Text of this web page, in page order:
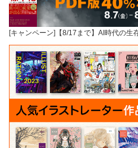
[キャンペーン]【8/17まで】AI時代の